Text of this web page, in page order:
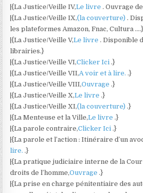
|{La Justice/Veille IV,Le livre. Ouvrage
|{La Justice/Veille IX,(la couverture).
les plateformes Amazon, Fnac, Cultura ….}
|{La Justice/Veille V,Le livre. Disponible
librairies.}
|{La Justice/Veille VI,Clicker Ici.}
|{La Justice/Veille VII,A voir et à lire..}
|{La Justice/Veille VIII,Ouvrage.}
|{La Justice/Veille X,Le livre.}
|{La Justice/Veille XI,(la couverture).}
|{La Menteuse et la Ville,Le livre.}
|{La parole contraire,Clicker Ici.}
|{La parole et l’action : Itinéraire d’un
lire..}
|{La pratique judiciaire interne de la
droits de l’homme,Ouvrage.}
|{La prise en charge pénitentiaire des